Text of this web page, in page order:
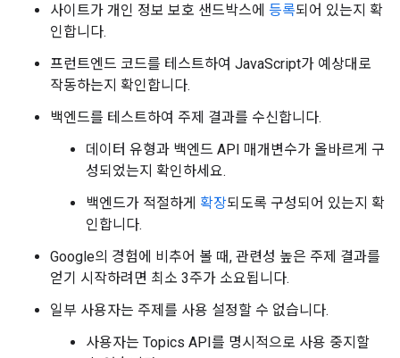
사이트가 개인 정보 보호 샌드박스에 등록되어 있는지 확
인합니다.
프런트엔드 코드를 테스트하여 JavaScript가 예상대로
작동하는지 확인합니다.
백엔드를 테스트하여 주제 결과를 수신합니다.
데이터 유형과 백엔드 API 매개변수가 올바르게 구
성되었는지 확인하세요.
백엔드가 적절하게 확장되도록 구성되어 있는지 확
인합니다.
Google의 경험에 비추어 볼 때, 관련성 높은 주제 결과를
얻기 시작하려면 최소 3주가 소요됩니다.
일부 사용자는 주제를 사용 설정할 수 없습니다.
사용자는 Topics API를 명시적으로 사용 중지할